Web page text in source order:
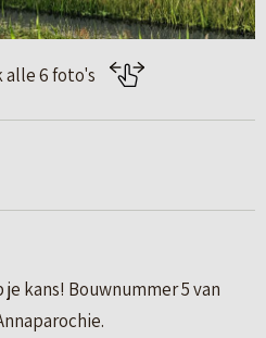
alle 6 foto's
kans! Bouwnummer 5 van